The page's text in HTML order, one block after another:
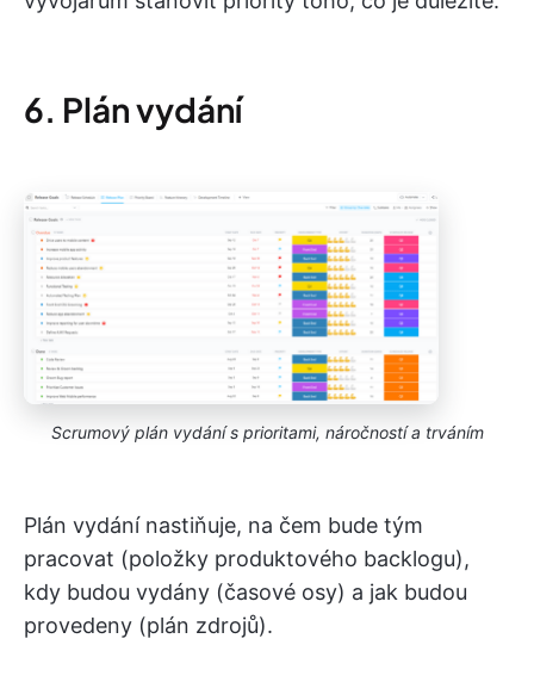
6. Plán vydání
Scrumový plán vydání s prioritami, náročností a trváním
Plán vydání nastiňuje, na čem bude tým
pracovat (položky produktového backlogu),
kdy budou vydány (časové osy) a jak budou
provedeny (plán zdrojů).